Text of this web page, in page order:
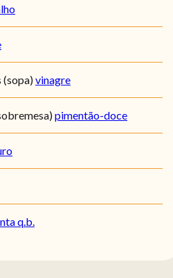
(sopa)vinagre
pimentão-doce
q.b.